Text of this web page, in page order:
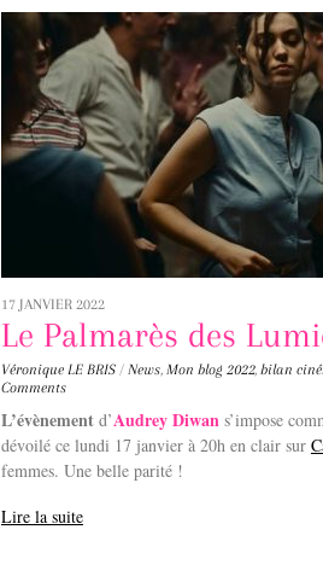
17 JANVIER 2022
Le Palmarès des
Véronique LE BRIS / News, Mon blog 2022, bilan
Comments
L’évènement d’Audrey Diwan s’impose
dévoilé ce lundi 17 janvier à 20h en clair sur
femmes. Une belle parité !
Lire la suite